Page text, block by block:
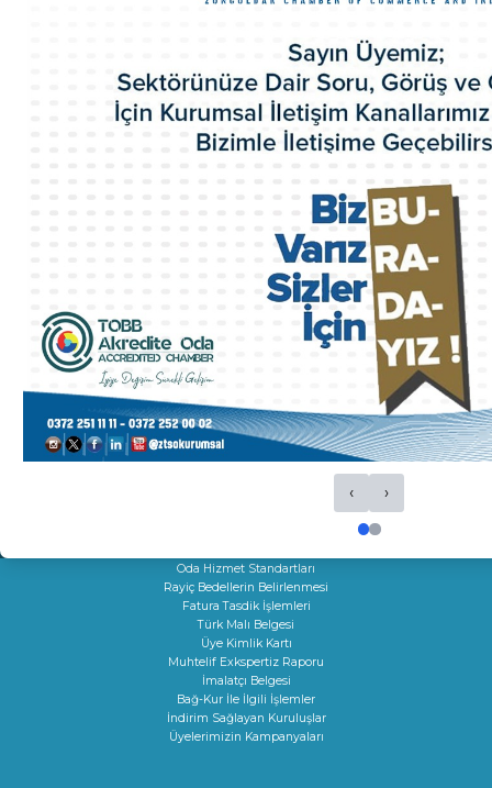
‹ ›
İl Kadın Girişimci Kurulu
Üyelik ve İştirakler
Eski Yönetim Kurulu Başkanlarımız
ZTSO Etik Kuralları
Faaliyet Raporları
ZTSO Dış Ticaret Destek Ofisi
ZTSO İş Planı
HİZMETLERİMİZ
Ticaret Sicil İşlemleri
Kapasite Raporları
Sigortacılık Levha Kaydı
Faaliyet Belgesi
Mersis
Yerli Malı Belgesi
Oda Hizmet Standartları
Rayiç Bedellerin Belirlenmesi
Fatura Tasdik İşlemleri
Türk Malı Belgesi
Üye Kimlik Kartı
Muhtelif Exkspertiz Raporu
İmalatçı Belgesi
Bağ-Kur İle İlgili İşlemler
İndirim Sağlayan Kuruluşlar
Üyelerimizin Kampanyaları